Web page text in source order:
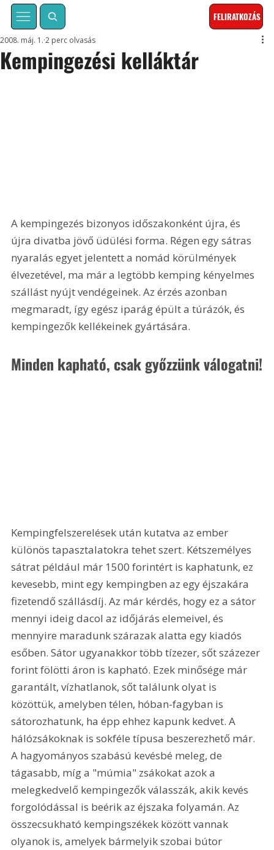
FELIRATKOZÁS
Kempingezési kelláktár
2008. máj. 1. 2 perc olvasás
A kempingezés bizonyos időszakonként újra, és
újra divatba jövő üdülési forma. Régen egy sátras
nyaralás egyet jelentett a nomád körülmények
élvezetével, ma már a legtöbb kemping kényelmes
szállást nyújt vendégeinek. Az érzés azonban
megmaradt, így egész iparág épült a túrázók, és
kempingezők kellékeinek gyártására.
Minden kapható, csak győzzünk válogatni!
Kempingfelszerelések után kutatva az ember
különös tapasztalatokra tehet szert. Kétszemélyes
sátrat például már 1500 forintért is kaphatunk, ez
kevesebb, mint egy kempingben az egy éjszakára
fizetendő szállásdíj. Az már kérdés, hogy ez a sátor
mennyi ideig dacol az időjárás elemeivel, és
mennyire maradunk szárazak alatta egy kiadós
esőben. Sátor ugyanakkor több tízezer, sőt százezer
forint fölötti áron is kapható. Ezek minősége már
garantált, vízhatlanok, sőt találunk olyat is
közöttük, amelyben télen, hóban-fagyban is
sátorozhatunk, ha épp ehhez kapunk kedvet. A
hálózsákoknak is sokféle típusa beszerezhető már.
A hagyományos szabású kevésbé meleg, de
tágasabb, míg a "múmia" zsákokat azok a
melegkedvelő kempingezők válasszák, akik kevés
forgolódással is beérik az éjszaka folyamán. Az
összecsukható kempingszékek között vannak
olyanok is, amelyek bármelyik szobai bútor